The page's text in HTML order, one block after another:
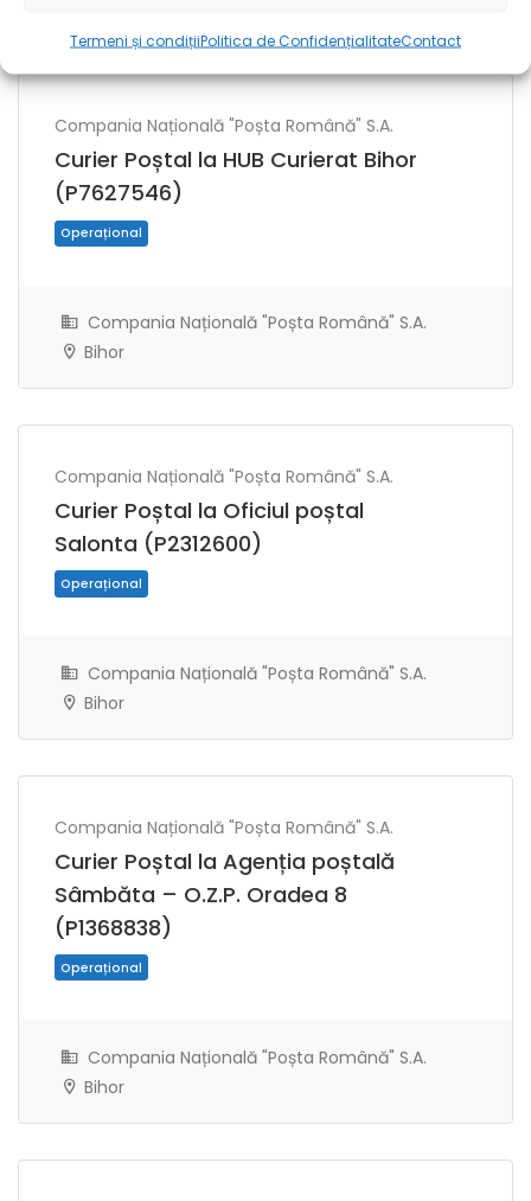
Termeni și condițiiPolitica de ConfidențialitateContact
Compania Națională "Poșta Română" S.A.
Curier Poștal la HUB Curierat Bihor
(P7627546)
Compania Națională "Poșta Română" S.A.
Bihor
Compania Națională "Poșta Română" S.A.
Curier Poștal la Oficiul poștal
Salonta (P2312600)
Compania Națională "Poșta Română" S.A.
Bihor
Compania Națională "Poșta Română" S.A.
Curier Poștal la Agenția poștală
Sâmbăta – O.Z.P. Oradea 8
(P1368838)
Compania Națională "Poșta Română" S.A.
Bihor